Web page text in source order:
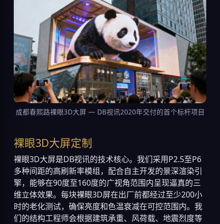
成都春熙路裸眼3D大屏 — DB视讯2020年交付的首个标杆项目
裸眼3D大屏定制
裸眼3D大屏是DB视讯的技术核心。我们采用P2.5至P6
多种间距的高刷新率模组，配合自主开发的景深渲染引
擎，能够在90度至160度的广视角范围内呈现逼真的三
维立体效果。每块裸眼3D屏在出厂前都经过至少200小
时的老化测试，确保亮度和色温衰减在可控范围内。我
们的结构工程师会根据建筑承重、风荷载、地震烈度等